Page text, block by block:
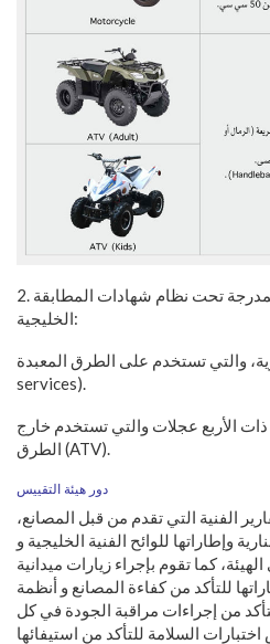
2.
الخليجية:
services).
ذات الأربع عجلات والتي تستخدم خارج
(ATV).
دور‭ ‬هيئة‭ ‬التقييس
الفنية التي تقدم من قبل المصانع،
وإطاراتها للوائح الفنية الخليجية و
كما تقوم بإجراء زيارات ميدانية
للتأكد من كفاءة المصانع و أنظمة
من إجراءات مراقبة الجودة في كل
السلامة للتأكد من استيفائها